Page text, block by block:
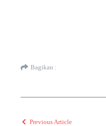
Bagikan :
Previous Article